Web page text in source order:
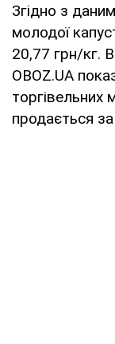
Згідно з
молодої
20,77 грн/кг.
OBOZ.UA
торгівельних
продається